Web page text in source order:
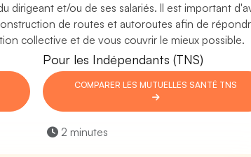
dirigeant et/ou de ses salariés. Il est important
de routes et autoroutes afin de
collective et de vous couvrir le mieux possible.
Pour les Indépendants (TNS)
COMPARER LES MUTUELLES SANTÉ TNS
2 minutes